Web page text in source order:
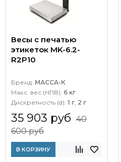
Весы с печатью
этикеток MK-6.2-
R2P10
Бренд: МАССА-К
Макс. вес (НПВ): 6 кг
Дискретность (d): 1 г, 2 г
35 903 руб 40
600 руб
В КОРЗИНУ